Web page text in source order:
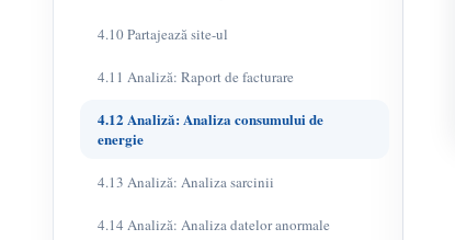
4.10 Partajează site-ul
4.11 Analiză: Raport de facturare
4.12 Analiză: Analiza consumului de
energie
4.13 Analiză: Analiza sarcinii
4.14 Analiză: Analiza datelor anormale